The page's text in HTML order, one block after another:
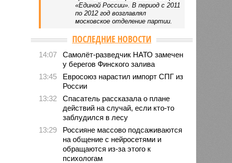
«Единой России». В период с 2011
по 2012 год возглавлял
московское отделение партии.
ПОСЛЕДНИЕ НОВОСТИ
14:07
Самолёт-разведчик НАТО замечен
у берегов Финского залива
13:45
Евросоюз нарастил импорт СПГ из
России
13:32
Спасатель рассказала о плане
действий на случай, если кто-то
заблудился в лесу
13:29
Россияне массово подсаживаются
на общение с нейросетями и
обращаются из-за этого к
психологам